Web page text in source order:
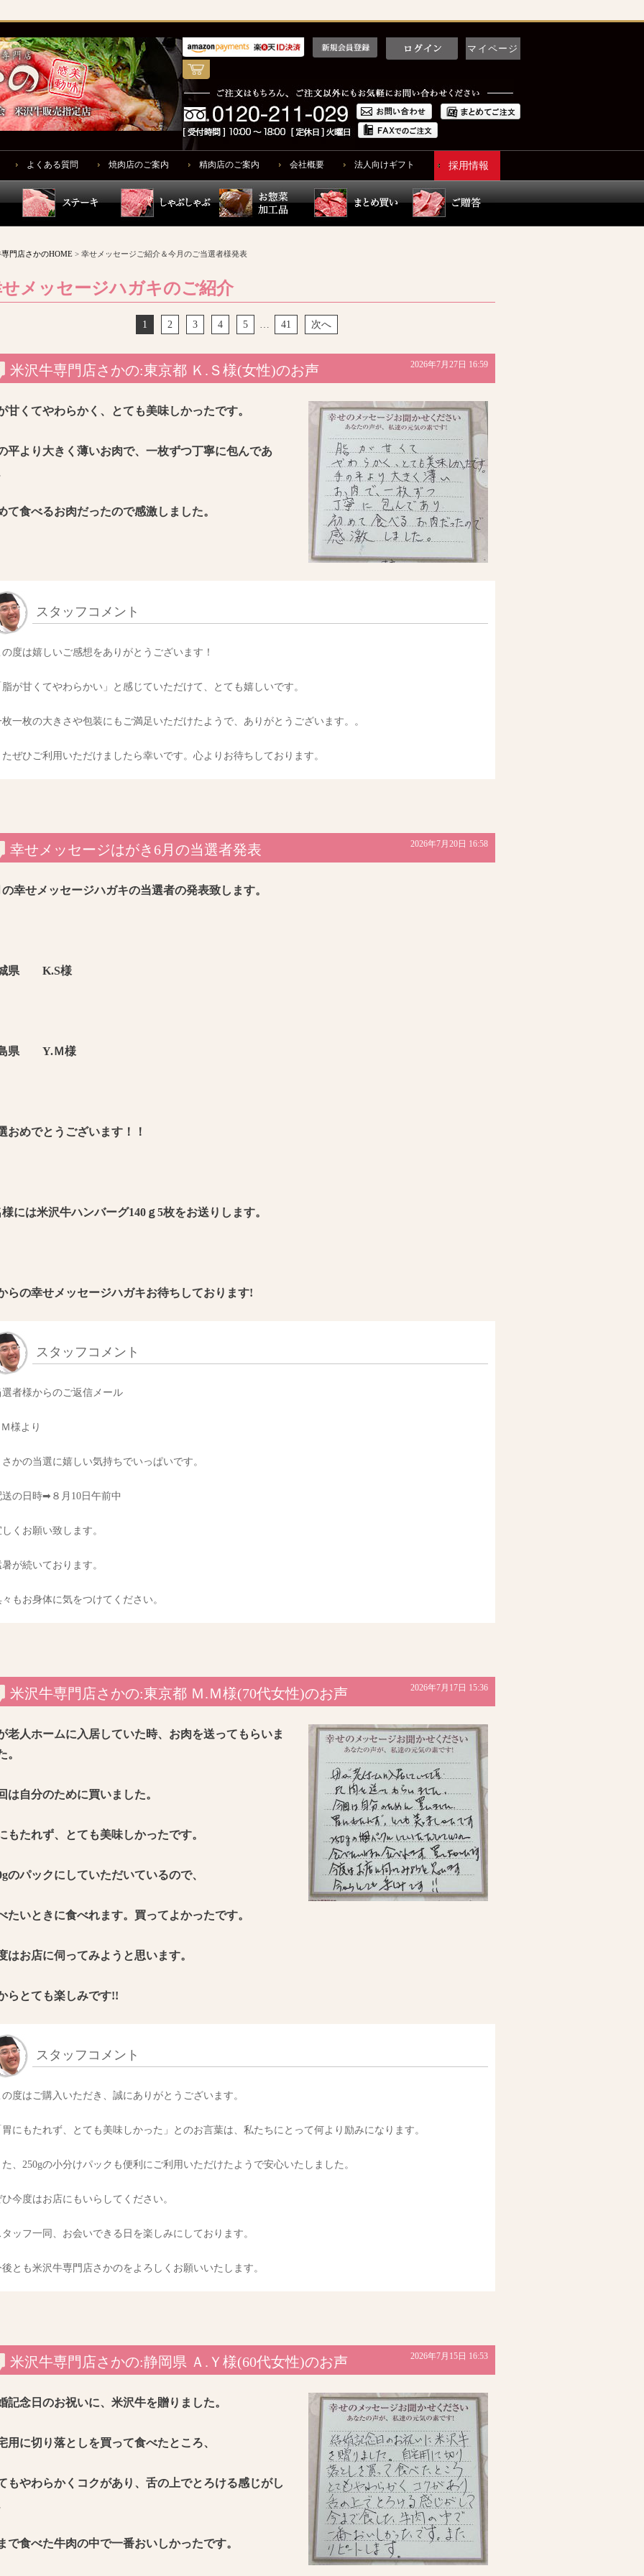
マイページ
よくある質問 焼肉店のご案内 精肉店のご案内 会社概要 法人向けギフト 採用情報
門店さかのHOME > 幸せメッセージご紹介＆今月のご当選者様発表
メッセージハガキのご紹介
1 2 3 4 5 41 次へ
米沢牛専門店さかの:東京都 Ｋ.Ｓ様(女性)のお声 2026年7月27日 16:59
甘くてやわらかく、とても美味しかったです。
平より大きく薄いお肉で、一枚ずつ丁寧に包んであ
て食べるお肉だったので感激しました。
スタッフコメント
の度は嬉しいご感想をありがとうございます！
脂が甘くてやわらかい」と感じていただけて、とても嬉しいです。
枚一枚の大きさや包装にもご満足いただけたようで、ありがとうございます。。
たぜひご利用いただけましたら幸いです。心よりお待ちしております。
幸せメッセージはがき6月の当選者発表 2026年7月20日 16:58
の幸せメッセージハガキの当選者の発表致します。
県 K.S様
県 Y.Ｍ様
おめでとうございます！！
様には米沢牛ハンバーグ140ｇ5枚をお送りします。
らの幸せメッセージハガキお待ちしております!
スタッフコメント
選者様からのご返信メール
様より
さかの当選に嬉しい気持ちでいっぱいです。
送の日時➡︎８月10日午前中
くお願い致します。
が続いております。
々もお身体に気をつけてください。
米沢牛専門店さかの:東京都 Ｍ.Ｍ様(70代女性)のお声 2026年7月17日 15:36
老人ホームに入居していた時、お肉を送ってもらいま
。
は自分のために買いました。
もたれず、とても美味しかったです。
のパックにしていただいているので、
たいときに食べれます。買ってよかったです。
はお店に伺ってみようと思います。
らとても楽しみです!!
スタッフコメント
の度はご購入いただき、誠にありがとうございます。
胃にもたれず、とても美味しかった」とのお言葉は、私たちにとって何より励みになります。
た、250gの小分けパックも便利にご利用いただけたようで安心いたしました。
ひ今度はお店にもいらしてください。
タッフ一同、お会いできる日を楽しみにしております。
後とも米沢牛専門店さかのをよろしくお願いいたします。
米沢牛専門店さかの:静岡県 Ａ.Ｙ様(60代女性)のお声 2026年7月15日 16:53
記念日のお祝いに、米沢牛を贈りました。
用に切り落としを買って食べたところ、
もやわらかくコクがあり、舌の上でとろける感じがし
で食べた牛肉の中で一番おいしかったです。